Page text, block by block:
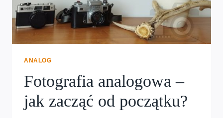
ANALOG
Fotografia analogowa –
jak zacząć od początku?